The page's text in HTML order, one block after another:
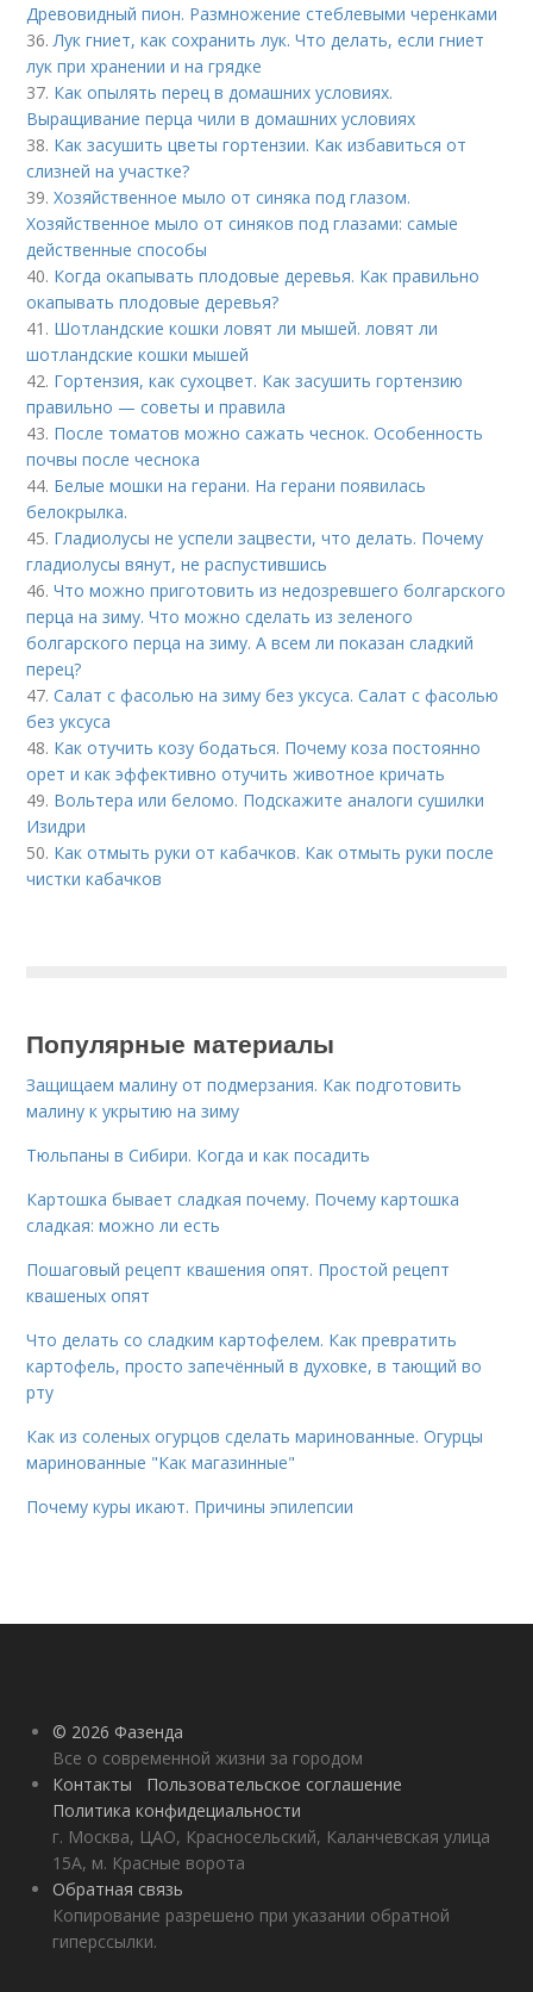
Древовидный пион. Размножение стеблевыми черенками
36.Лук гниет, как сохранить лук. Что делать, если гниет
лук при хранении и на грядке
37. Как опылять перец в домашних условиях.
Выращивание перца чили в домашних условиях
38. Как засушить цветы гортензии. Как избавиться от
слизней на участке?
39.Хозяйственное мыло от синяка под глазом.
Хозяйственное мыло от синяков под глазами: самые
действенные способы
40. Когда окапывать плодовые деревья. Как правильно
окапывать плодовые деревья?
41. Шотландские кошки ловят ли мышей. ловят ли
шотландские кошки мышей
42. Гортензия, как сухоцвет. Как засушить гортензию
правильно — советы и правила
43. После томатов можно сажать чеснок. Особенность
почвы после чеснока
44. Белые мошки на герани. На герани появилась
белокрылка.
45. Гладиолусы не успели зацвести, что делать. Почему
гладиолусы вянут, не распустившись
46.Что можно приготовить из недозревшего болгарского
перца на зиму. Что можно сделать из зеленого
болгарского перца на зиму. А всем ли показан сладкий
перец?
47.Салат с фасолью на зиму без уксуса. Салат с фасолью
без уксуса
48. Как отучить козу бодаться. Почему коза постоянно
орет и как эффективно отучить животное кричать
49. Вольтера или беломо. Подскажите аналоги сушилки
Изидри
50. Как отмыть руки от кабачков. Как отмыть руки после
чистки кабачков
Популярные материалы
Защищаем малину от подмерзания. Как подготовить
малину к укрытию на зиму
Тюльпаны в Сибири. Когда и как посадить
Картошка бывает сладкая почему. Почему картошка
сладкая: можно ли есть
Пошаговый рецепт квашения опят. Простой рецепт
квашеных опят
Что делать со сладким картофелем. Как превратить
картофель, просто запечённый в духовке, в тающий во
рту
Как из соленых огурцов сделать маринованные. Огурцы
маринованные "Как магазинные"
Почему куры икают. Причины эпилепсии
© 2026 Фазенда
Все о современной жизни за городом
Контакты
Пользовательское соглашение
Политика конфидециальности
г. Москва, ЦАО, Красносельский, Каланчевская улица
15А, м. Красные ворота
Обратная связь
Копирование разрешено при указании обратной
гиперссылки.